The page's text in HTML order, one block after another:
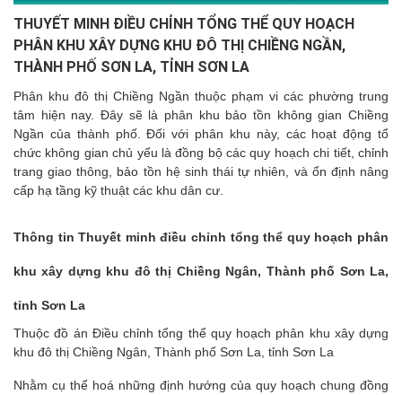
THUYẾT MINH ĐIỀU CHỈNH TỔNG THỂ QUY HOẠCH
PHÂN KHU XÂY DỰNG KHU ĐÔ THỊ CHIỀNG NGẦN,
THÀNH PHỐ SƠN LA, TỈNH SƠN LA
Phân khu đô thị Chiềng Ngần thuộc phạm vi các phường trung
tâm hiện nay. Đây sẽ là phân khu bảo tồn không gian Chiềng
Ngần của thành phố. Đối với phân khu này, các hoạt động tổ
chức không gian chủ yếu là đồng bộ các quy hoạch chi tiết, chỉnh
trang giao thông, bảo tồn hệ sinh thái tự nhiên, và ổn định nâng
cấp hạ tầng kỹ thuật các khu dân cư.
Thông tin Thuyết minh điều chỉnh tổng thể quy hoạch phân
khu xây dựng khu đô thị Chiềng Ngân, Thành phố Sơn La,
tỉnh Sơn La
Thuộc đồ án Điều chỉnh tổng thể quy hoạch phân khu xây dựng
khu đô thị Chiềng Ngân, Thành phố Sơn La, tỉnh Sơn La
Nhằm cụ thể hoá những định hướng của quy hoạch chung đồng